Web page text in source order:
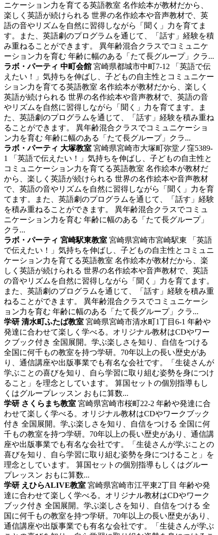
ニケーション力を育てる英語教室 名作絵本が教材だから、
楽しく英語が続けられる 世界の名作絵本や音声教材で、英
語の音やリズムを自然に習得しながら「聞く」力を育てま
す。また、英語劇のプログラムを通じて、「話す」経験を積
み重ねることができます。 異年齢混合クラスでコミュニケ
ーション力を育む 年齢に幅のある「たて長グループ」クラ...
ラボ・パーティ 中町会館 宮崎県都城市中町7-12
「英語で伝
えたい！」気持ちを伸ばし、子どもの自主性とコミュニケー
ション力を育てる英語教室 名作絵本が教材だから、楽しく
英語が続けられる 世界の名作絵本や音声教材で、英語の音
やリズムを自然に習得しながら「聞く」力を育てます。ま
た、英語劇のプログラムを通じて、「話す」経験を積み重ね
ることができます。 異年齢混合クラスでコミュニケーショ
ン力を育む 年齢に幅のある「たて長グループ」クラ...
ラボ・パーティ 大塚教室 宮崎県宮崎市大塚町弥堂ノ窪5389-
1
「英語で伝えたい！」気持ちを伸ばし、子どもの自主性と
コミュニケーション力を育てる英語教室 名作絵本が教材だ
から、楽しく英語が続けられる 世界の名作絵本や音声教材
で、英語の音やリズムを自然に習得しながら「聞く」力を育
てます。また、英語劇のプログラムを通じて、「話す」経験
を積み重ねることができます。 異年齢混合クラスでコミュ
ニケーション力を育む 年齢に幅のある「たて長グループ」
クラ...
ラボ・パーティ 宮崎駅東教室 宮崎県宮崎市宮崎駅東
「英語
で伝えたい！」気持ちを伸ばし、子どもの自主性とコミュニ
ケーション力を育てる英語教室 名作絵本が教材だから、楽
しく英語が続けられる 世界の名作絵本や音声教材で、英語
の音やリズムを自然に習得しながら「聞く」力を育てます。
また、英語劇のプログラムを通じて、「話す」経験を積み重
ねることができます。 異年齢混合クラスでコミュニケーシ
ョン力を育む 年齢に幅のある「たて長グループ」クラ...
学研 清水町ふたば教室 宮崎県宮崎市清水町1丁目6-1 年齢や
発達に合わせて楽しく学べる。オリジナル教材はCDやワー
クブック付き 全国展開。学ぶ楽しさを知り、自信をつける
全国に何千もの教室を持つ学研。70年以上の長い歴史があ
り、通信講座や出版事業でも有名な会社です。「生徒さんが
学ぶことの喜びを知り、自ら学習に取り組む姿勢を身につけ
ること」を理念としています。 算国セットの個別指導もし
くはグループレッスン おもに算数...
学研 さくらまち教室 宮崎県宮崎市桜町22-2 年齢や発達に合
わせて楽しく学べる。オリジナル教材はCDやワークブック
付き 全国展開。学ぶ楽しさを知り、自信をつける 全国に何
千もの教室を持つ学研。70年以上の長い歴史があり、通信講
座や出版事業でも有名な会社です。「生徒さんが学ぶことの
喜びを知り、自ら学習に取り組む姿勢を身につけること」を
理念としています。 算国セットの個別指導もしくはグルー
プレッスン おもに算数...
学研 えひらALIVE教室 宮崎県宮崎市江平東2丁目 年齢や発
達に合わせて楽しく学べる。オリジナル教材はCDやワーク
ブック付き 全国展開。学ぶ楽しさを知り、自信をつける 全
国に何千もの教室を持つ学研。70年以上の長い歴史があり、
通信講座や出版事業でも有名な会社です。「生徒さんが学ぶ